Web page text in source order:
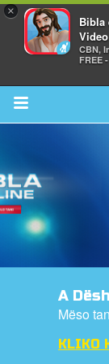
×
Bibla
CBN,
FREE
A
Mëso
KLIKO